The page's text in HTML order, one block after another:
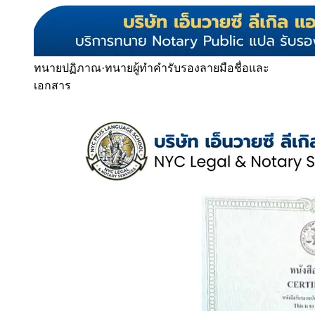
ทนายปฏิภาณ·ทนายผู้ทำคำรับรองลายมือชื่อและ
เอกสาร